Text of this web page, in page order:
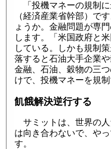
「投機マネーの規制
（経済産業省幹部）で
ょうか。金融問題が専
します。「米国政府と
している。しかも規制
落すると石油大手企業
金融、石油、穀物の三
けで、投機マネーを規
飢餓解決逆行する
サミットは、世界の
は向き合わないで、や
す。